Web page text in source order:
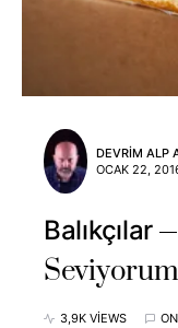
DEVRIM ALP
OCAK 22,
Balıkçılar
3,9K VIEWS